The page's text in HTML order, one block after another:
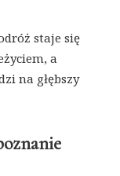
staje się
a
na głębszy